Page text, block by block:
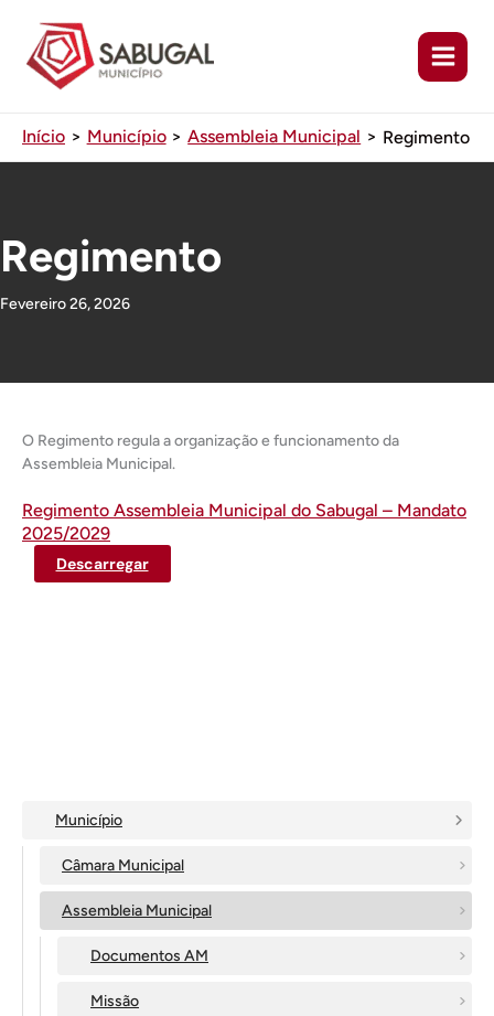
conteúdo
Início Município Assembleia Municipal Regimento
Regimento
Fevereiro 26, 2026
Município
Câmara Municipal
Assembleia Municipal
Documentos AM
Missão
O Regimento regula a organização e funcionamento da
Assembleia Municipal.
Regimento Assembleia Municipal do Sabugal – Mandato
2025/2029
Descarregar